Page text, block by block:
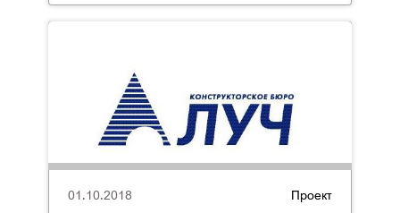
Проект
01.10.2018